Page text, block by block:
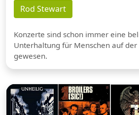
Rod Stewart
Konzerte sind schon immer eine
Unterhaltung für Menschen auf der
gewesen.